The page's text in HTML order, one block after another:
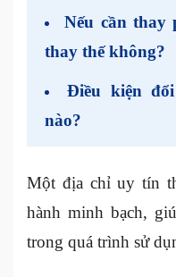
Nếu cần thay
thay thế không?
Điều kiện
nào?
Một địa chỉ uy tín
hành minh bạch,
trong quá trình sử